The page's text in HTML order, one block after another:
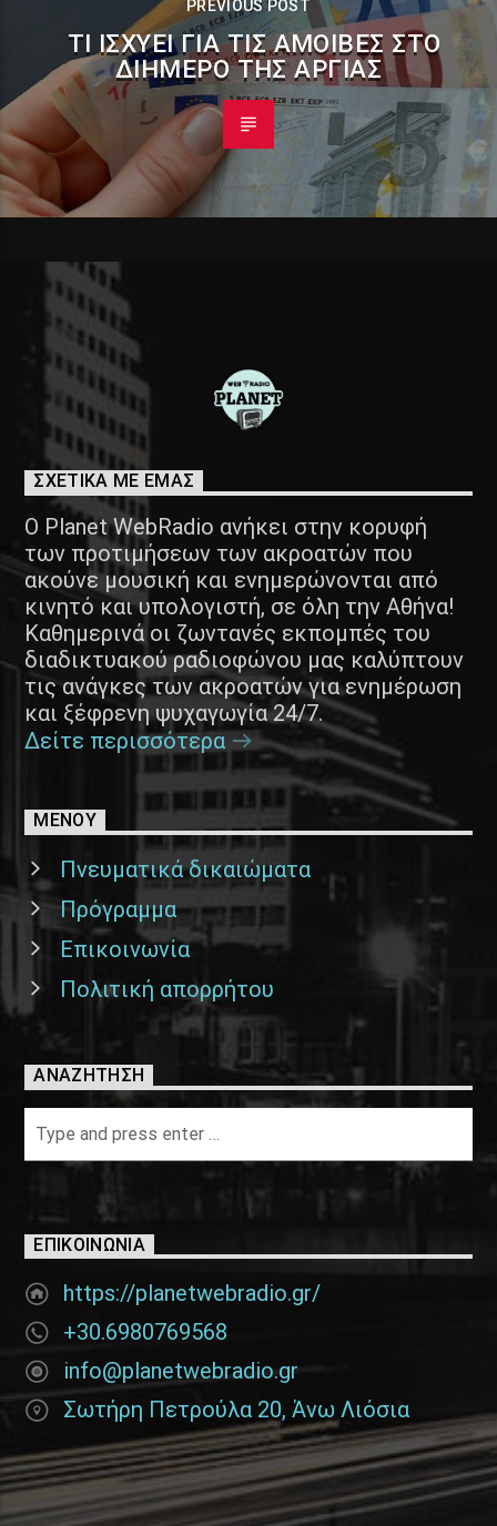
PREVIOUS POST
ΤΙ ΙΣΧΎΕΙ ΓΙΑ ΤΙΣ ΑΜΟΙΒΈΣ ΣΤΟ
ΔΙΉΜΕΡΟ ΤΗΣ ΑΡΓΊΑΣ
ΣΧΕΤΙΚΑ ΜΕ ΕΜΑΣ
Ο Planet WebRadio ανήκει στην κορυφή
των προτιμήσεων των ακροατών που
ακούνε μουσική και ενημερώνονται από
κινητό και υπολογιστή, σε όλη την Αθήνα!
Καθημερινά οι ζωντανές εκπομπές του
διαδικτυακού ραδιοφώνου μας καλύπτουν
τις ανάγκες των ακροατών για ενημέρωση
και ξέφρενη ψυχαγωγία 24/7.
Δείτε περισσότερα
ΜΕΝΟΥ
Πνευματικά δικαιώματα
Πρόγραμμα
Επικοινωνία
Πολιτική απορρήτου
ΑΝΑΖΉΤΗΣΗ
ΕΠΙΚΟΙΝΩΝΊΑ
https://planetwebradio.gr/
+30.6980769568
info@planetwebradio.gr
Σωτήρη Πετρούλα 20, Άνω Λιόσια